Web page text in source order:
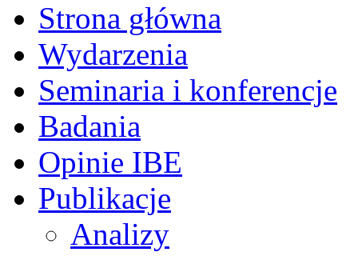
Strona główna
Wydarzenia
Seminaria i konferencje
Badania
Opinie IBE
Publikacje
Analizy